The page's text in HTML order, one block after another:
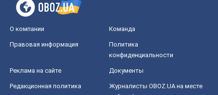
О компании Команда
Правовая информация
Политика
конфиденциальности
Реклама на сайте Документы
Редакционная политика
Журналисты OBOZ.UA на месте